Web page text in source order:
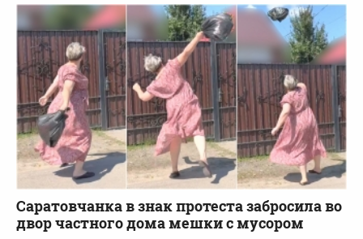
Саратовчанка в знак протеста забросила во
двор частного дома мешки с мусором